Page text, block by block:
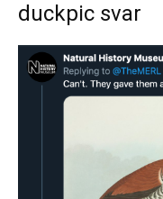
duckpic svar